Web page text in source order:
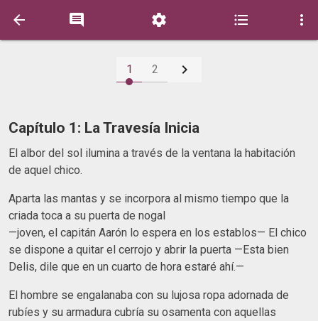
    
1 2 
Capítulo 1: La Travesía Inicia
El albor del sol ilumina a través de la ventana la habitación
de aquel chico.
Aparta las mantas y se incorpora al mismo tiempo que la
criada toca a su puerta de nogal
—joven, el capitán Aarón lo espera en los establos— El chico
se dispone a quitar el cerrojo y abrir la puerta —Esta bien
Delis, dile que en un cuarto de hora estaré ahí.—
El hombre se engalanaba con su lujosa ropa adornada de
rubíes y su armadura cubría su osamenta con aquellas